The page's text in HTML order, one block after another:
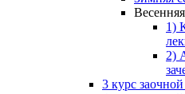
1)
2)
3 курс